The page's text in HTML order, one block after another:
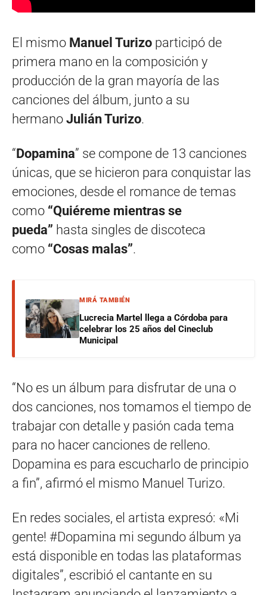
El mismo Manuel Turizo participó de
primera mano en la composición y
producción de la gran mayoría de las
canciones del álbum, junto a su
hermano Julián Turizo.
“Dopamina” se compone de 13 canciones
únicas, que se hicieron para conquistar las
emociones, desde el romance de temas
como “Quiéreme mientras se
pueda” hasta singles de discoteca
como “Cosas malas”.
MIRÁ TAMBIÉN
Lucrecia Martel llega a Córdoba para
celebrar los 25 años del Cineclub
Municipal
“No es un álbum para disfrutar de una o
dos canciones, nos tomamos el tiempo de
trabajar con detalle y pasión cada tema
para no hacer canciones de relleno.
Dopamina es para escucharlo de principio
a fin”, afirmó el mismo Manuel Turizo.
En redes sociales, el artista expresó: «Mi
gente! #Dopamina mi segundo álbum ya
está disponible en todas las plataformas
digitales”, escribió el cantante en su